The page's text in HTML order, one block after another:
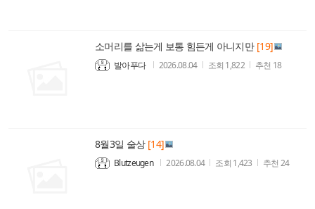
소머리를 삶는게 보통 힘든게 아니지만 [19]
발아푸다 2026.08.04 조회 1,822 추천 18
8월3일 술상 [14]
Blutzeugen 2026.08.04 조회 1,423 추천 24